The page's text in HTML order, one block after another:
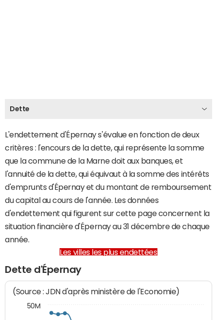
Dette
L'endettement d'Épernay s'évalue en fonction de deux
critères : l'encours de la dette, qui représente la somme
que la commune de la Marne doit aux banques, et
l'annuité de la dette, qui équivaut à la somme des intérêts
d'emprunts d'Épernay et du montant de remboursement
du capital au cours de l'année. Les données
d'endettement qui figurent sur cette page concernent la
situation financière d'Épernay au 31 décembre de chaque
année.
Les villes les plus endettées
Dette d'Épernay
(Source : JDN d'après ministère de l'Economie)
50M